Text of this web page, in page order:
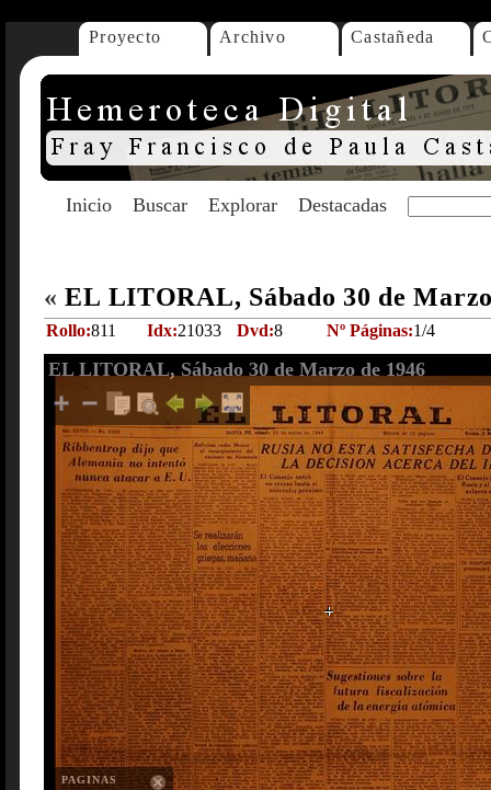
Proyecto Archivo Castañeda
Inicio Buscar Explorar Destacadas
« EL LITORAL, Sábado 30 de
Rollo:811 Idx:21033 Dvd:8 Nº Páginas:1/4
EL LITORAL, Sábado 30 de Marzo de 1946
PAGINAS